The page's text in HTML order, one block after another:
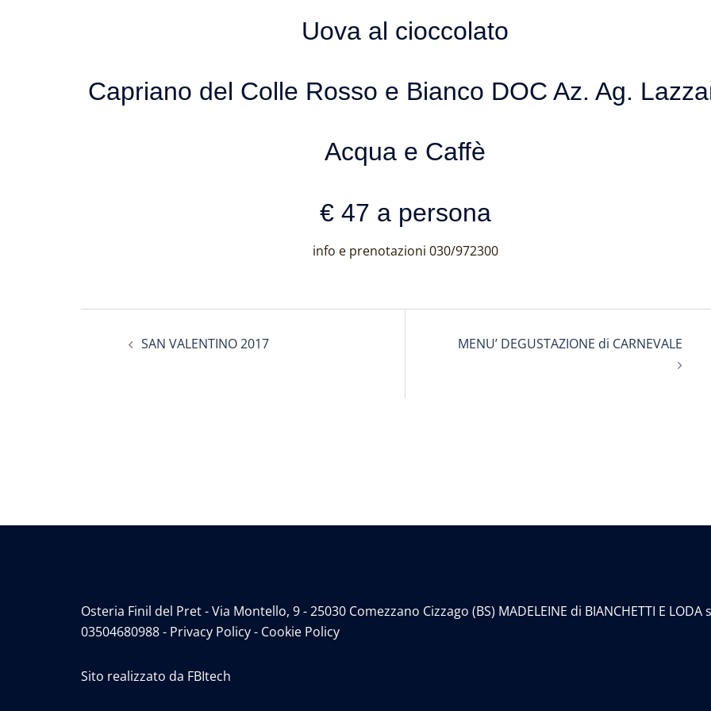
Uova al cioccolato
Capriano del Colle Rosso e Bianco DOC Az. Ag.
Acqua e Caffè
€ 47 a persona
info e prenotazioni 030/972300
SAN VALENTINO 2017 MENU’ DEGUSTAZIONE di CARNEVALE
Osteria Finil del Pret - Via Montello, 9 - 25030 Comezzano Cizzago (BS) MADELEINE di BIANCHETTI E
03504680988 - Privacy Policy- Cookie Policy
Sito realizzato da FBItech